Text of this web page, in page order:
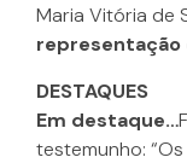
Maria Vitória de
DESTAQUES
Em destaque…
testemunho: